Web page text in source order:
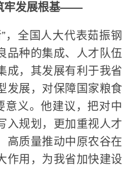
牢发展根基——
全国人大代表茹振钢
品种的集成、人才队伍
成，其发展有利于我省
发展，对保障国家粮食
意义。他建议，把对中
入规划，更加重视人才
高质量推动中原农谷在
作用，为我省加快建设